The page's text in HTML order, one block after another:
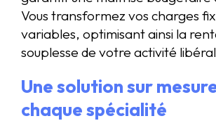
Vous transformez vos charges
variables, optimisant ainsi la
souplesse de votre activité
Une solution sur
chaque spécialité